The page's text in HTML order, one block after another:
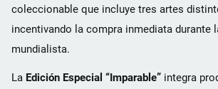
coleccionable que incluye tres artes
incentivando la compra inmediata durante
mundialista.
La Edición Especial “Imparable” integra